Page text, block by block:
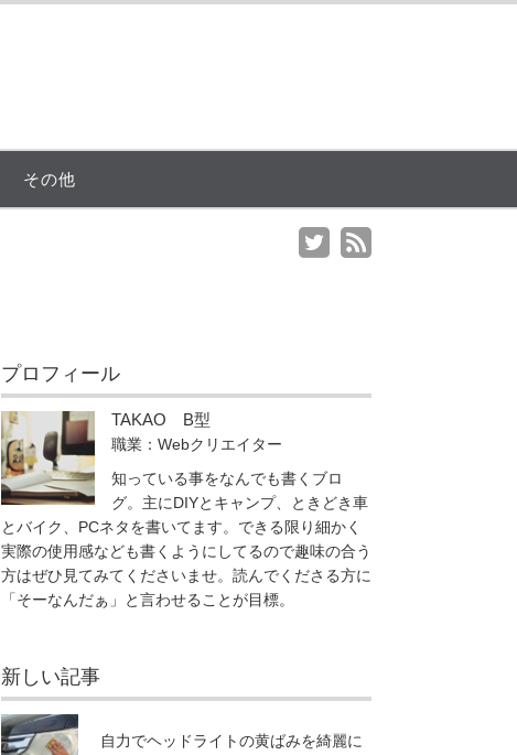
その他
プロフィール
TAKAO B型
職業：Webクリエイター
知っている事をなんでも書くブロ
グ。主にDIYとキャンプ、ときどき車
とバイク、PCネタを書いてます。できる限り細かく
実際の使用感なども書くようにしてるので趣味の合う
方はぜひ見てみてくださいませ。読んでくださる方に
「そーなんだぁ」と言わせることが目標。
新しい記事
自力でヘッドライトの黄ばみを綺麗に